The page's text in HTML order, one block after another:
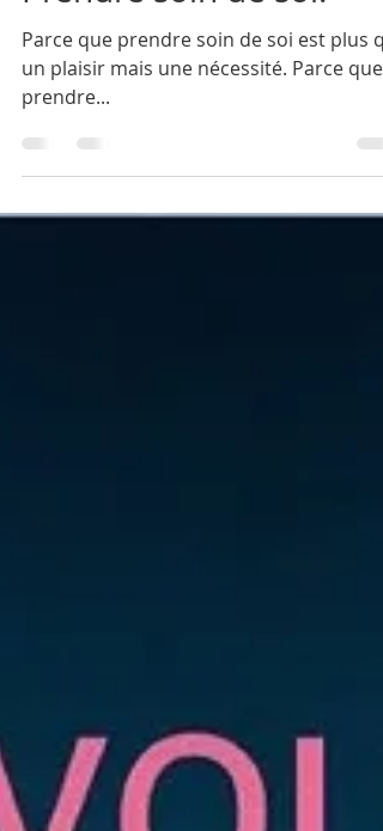
Prendre soin de soi!
Parce que prendre soin de soi est plus qu
prendre...